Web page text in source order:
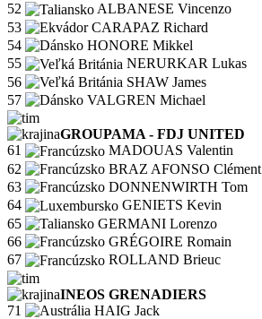
52
ALBANESE Vincenzo
53
CARAPAZ Richard
54
HONORE Mikkel
55
NERURKAR Lukas
56
SHAW James
57
VALGREN Michael
GROUPAMA - FDJ UNITED
61
MADOUAS Valentin
62
BRAZ AFONSO Clément
63
DONNENWIRTH Tom
64
GENIETS Kevin
65
GERMANI Lorenzo
66
GRÉGOIRE Romain
67
ROLLAND Brieuc
INEOS GRENADIERS
71
HAIG Jack